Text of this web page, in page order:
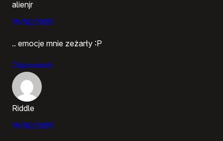
alienjr
19/10/2005
.. emocje mnie zeżarły :P
Odpowiedz
Riddle
19/10/2005